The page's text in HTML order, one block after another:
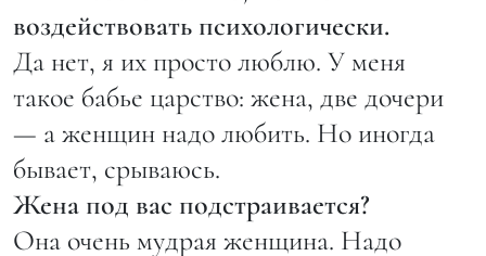
воздействовать психологически.
Да нет, я их просто люблю. У меня
такое бабье царство: жена, две дочери
— а женщин надо любить. Но иногда
бывает, срываюсь.
Жена под вас подстраивается?
Она очень мудрая женщина. Надо